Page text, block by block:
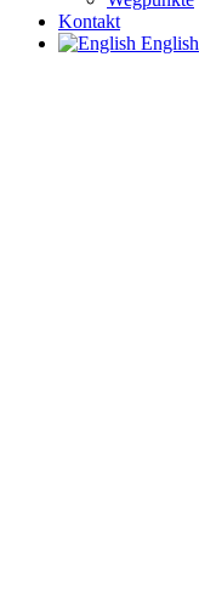
Kontakt
English